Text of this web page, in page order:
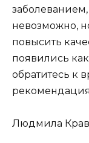
невозможно,
повысить
появились
обратитесь к
Людмила